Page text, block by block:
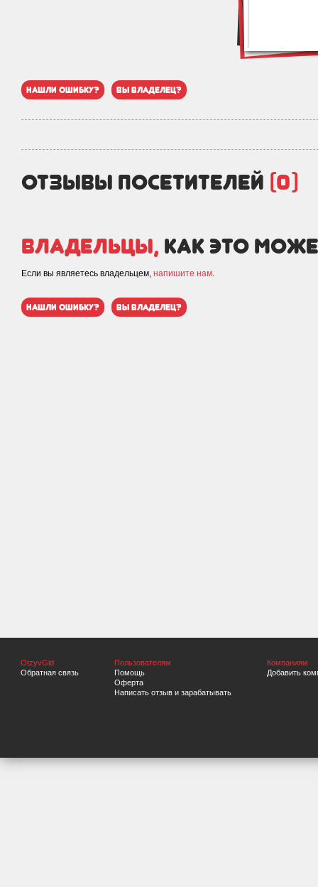
нашли ошибку? вы владелец?
отзывы посетителей (0)
Владельцы, как это
Если вы являетесь владельцем, напишите нам.
нашли ошибку? вы владелец?
OtzyvGid
Обратная связь
Пользователям
Помощь
Оферта
Написать отзыв и зарабатывать
Компаниям
Добавить